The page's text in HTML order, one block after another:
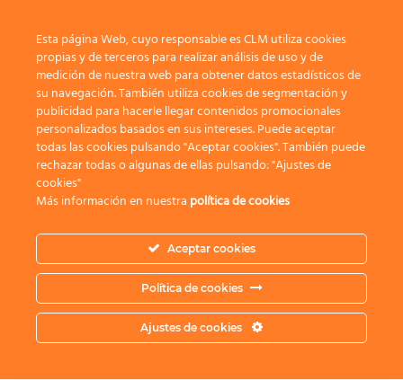
Concurso de
Fotografía Otoño
2015
Este concurso ya finalizó. Estas fueron las fotografías
participantes, finalistas y ganadoras
Fotos PARTICIPANTES
Esta página Web, cuyo responsable es CLM utiliza cookies
propias y de terceros para realizar análisis de uso y de
medición de nuestra web para obtener datos estadísticos de
su navegación. También utiliza cookies de segmentación y
publicidad para hacerle llegar contenidos promocionales
personalizados basados en sus intereses. Puede aceptar
todas las cookies pulsando "Aceptar cookies". También puede
rechazar todas o algunas de ellas pulsando: "Ajustes de
cookies"
Más información en nuestra política de cookies
Aceptar cookies
Política de cookies
Ajustes de cookies